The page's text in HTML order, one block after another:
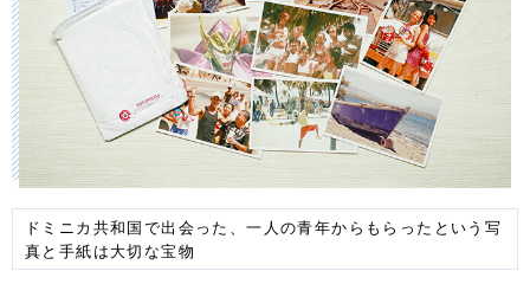
ドミニカ共和国で出会った、一人の青年からもらったという写
真と手紙は大切な宝物